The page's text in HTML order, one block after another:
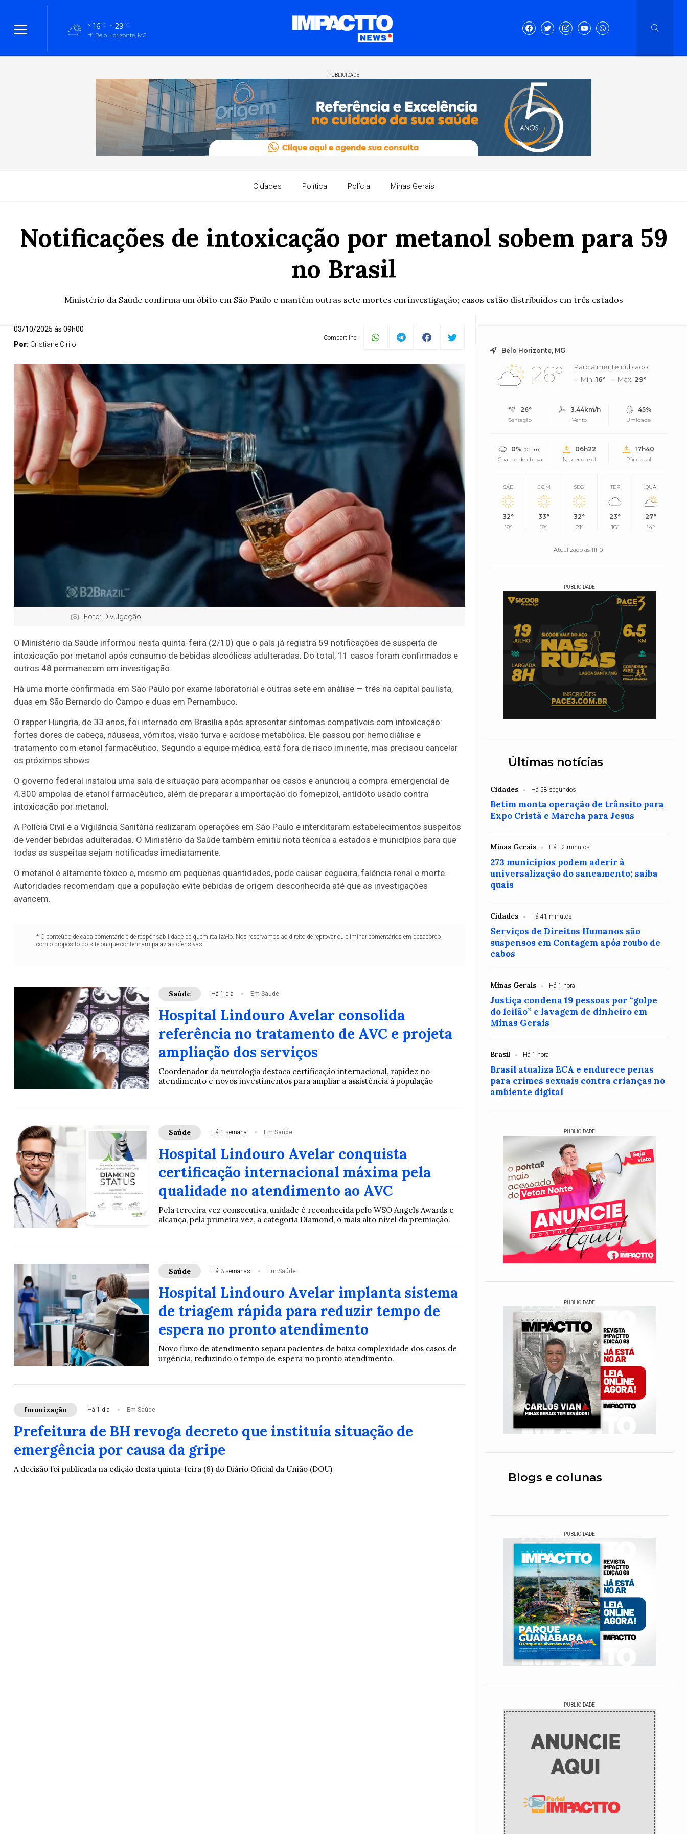
16°C 29°C
Belo Horizonte, MG
PUBLICIDADE
Cidades Política Polícia Minas Gerais
Notificações de intoxicação por metanol sobem para 59
no Brasil
Ministério da Saúde confirma um óbito em São Paulo e mantém outras sete mortes em investigação; casos estão distribuídos em três estados
03/10/2025 às 09h00
Por: Cristiane Cirilo
Compartilhe:
Foto: Divulgação
O Ministério da Saúde informou nesta quinta-feira (2/10) que o país já registra 59 notificações de suspeita de
intoxicação por metanol após consumo de bebidas alcoólicas adulteradas. Do total, 11 casos foram confirmados e
outros 48 permanecem em investigação.
Há uma morte confirmada em São Paulo por exame laboratorial e outras sete em análise — três na capital paulista,
duas em São Bernardo do Campo e duas em Pernambuco.
O rapper Hungria, de 33 anos, foi internado em Brasília após apresentar sintomas compatíveis com intoxicação:
fortes dores de cabeça, náuseas, vômitos, visão turva e acidose metabólica. Ele passou por hemodiálise e
tratamento com etanol farmacêutico. Segundo a equipe médica, está fora de risco iminente, mas precisou cancelar
os próximos shows.
O governo federal instalou uma sala de situação para acompanhar os casos e anunciou a compra emergencial de
4.300 ampolas de etanol farmacêutico, além de preparar a importação do fomepizol, antídoto usado contra
intoxicação por metanol.
A Polícia Civil e a Vigilância Sanitária realizaram operações em São Paulo e interditaram estabelecimentos suspeitos
de vender bebidas adulteradas. O Ministério da Saúde também emitiu nota técnica a estados e municípios para que
todas as suspeitas sejam notificadas imediatamente.
O metanol é altamente tóxico e, mesmo em pequenas quantidades, pode causar cegueira, falência renal e morte.
Autoridades recomendam que a população evite bebidas de origem desconhecida até que as investigações
avancem.
* O conteúdo de cada comentário é de responsabilidade de quem realizá-lo. Nos reservamos ao direito de reprovar ou eliminar comentários em desacordo
com o propósito do site ou que contenham palavras ofensivas.
Saúde Há 1 dia Em Saúde
Hospital Lindouro Avelar consolida
referência no tratamento de AVC e projeta
ampliação dos serviços
Coordenador da neurologia destaca certificação internacional, rapidez no
atendimento e novos investimentos para ampliar a assistência à população
Saúde Há 1 semana Em Saúde
Hospital Lindouro Avelar conquista
certificação internacional máxima pela
qualidade no atendimento ao AVC
Pela terceira vez consecutiva, unidade é reconhecida pelo WSO Angels Awards e
alcança, pela primeira vez, a categoria Diamond, o mais alto nível da premiação.
Saúde Há 3 semanas Em Saúde
Hospital Lindouro Avelar implanta sistema
de triagem rápida para reduzir tempo de
espera no pronto atendimento
Novo fluxo de atendimento separa pacientes de baixa complexidade dos casos de
urgência, reduzindo o tempo de espera no pronto atendimento.
Imunização Há 1 dia Em Saúde
Prefeitura de BH revoga decreto que instituía situação de
emergência por causa da gripe
A decisão foi publicada na edição desta quinta-feira (6) do Diário Oficial da União (DOU)
Belo Horizonte, MG
26°
Parcialmente nublado
Mín.16° Máx. 29°
26°
Sensação
3.44km/h
Vento
45%
Umidade
0% (0mm)
Chance de chuva
06h22
Nascer do sol
17h40
Pôr do sol
SÁB
32°
18°
DOM
33°
18°
SEG
32°
21°
TER
23°
16°
QUA
27°
14°
Atualizado às 11h01
PUBLICIDADE
Últimas notícias
Cidades Há 58 segundos
Betim monta operação de trânsito para
Expo Cristã e Marcha para Jesus
Minas Gerais Há 12 minutos
273 municípios podem aderir à
universalização do saneamento; saiba
quais
Cidades Há 41 minutos
Serviços de Direitos Humanos são
suspensos em Contagem após roubo de
cabos
Minas Gerais Há 1 hora
Justiça condena 19 pessoas por “golpe
do leilão” e lavagem de dinheiro em
Minas Gerais
Brasil Há 1 hora
Brasil atualiza ECA e endurece penas
para crimes sexuais contra crianças no
ambiente digital
PUBLICIDADE
PUBLICIDADE
Blogs e colunas
PUBLICIDADE
PUBLICIDADE